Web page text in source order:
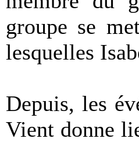
groupe se
lesquelles
Depuis, les
Vient donne